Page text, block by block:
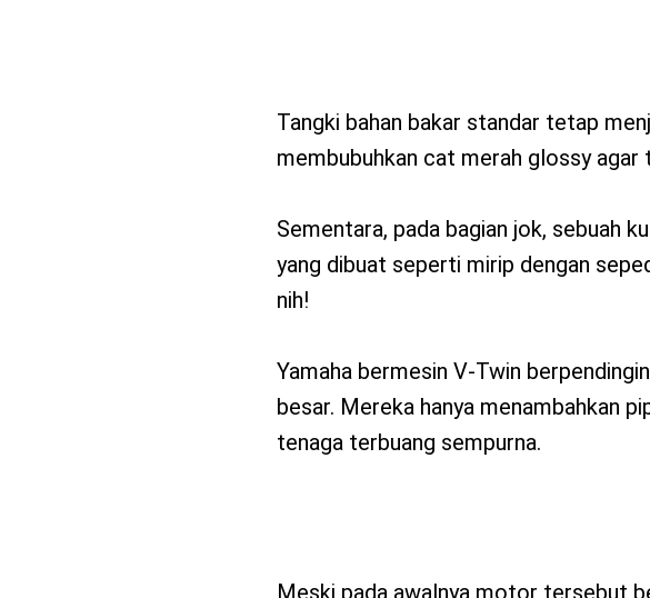
Tangki bahan bakar standar tetap
membubuhkan cat merah glossy agar
Sementara, pada bagian jok, sebuah
yang dibuat seperti mirip dengan
nih!
Yamaha bermesin V-Twin
besar. Mereka hanya menambahkan
tenaga terbuang sempurna.
Meski pada awalnya motor tersebut